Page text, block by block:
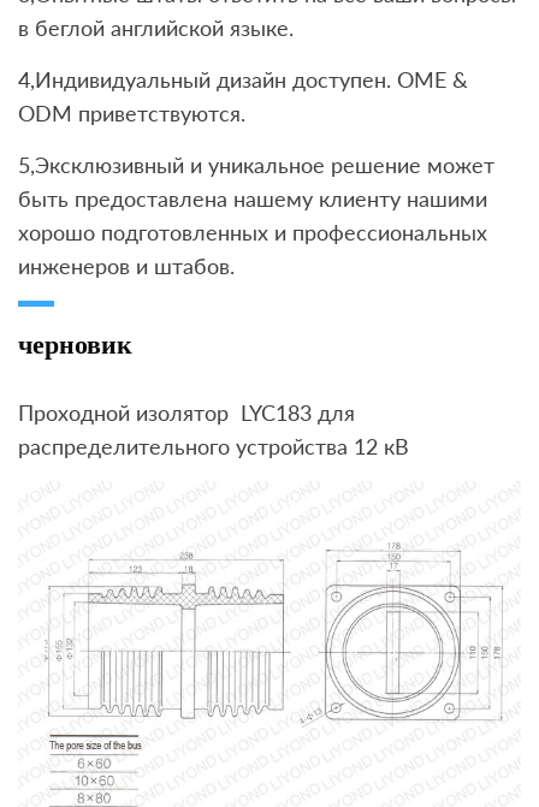
в беглой английской языке.
4,Индивидуальный дизайн доступен. OME &
ODM приветствуются.
5,Эксклюзивный и уникальное решение может
быть предоставлена ​​нашему клиенту нашими
хорошо подготовленных и профессиональных
инженеров и штабов.
черновик
Проходной изолятор LYC183 для
распределительного устройства 12 кВ